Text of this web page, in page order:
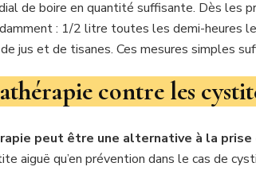
de boire en quantité suffisante. Dès les
: 1/2 litre toutes les demi-heures
de jus et de tisanes. Ces mesures simples
contre les
peut être une alternative à la
aiguë qu’en prévention dans le cas de